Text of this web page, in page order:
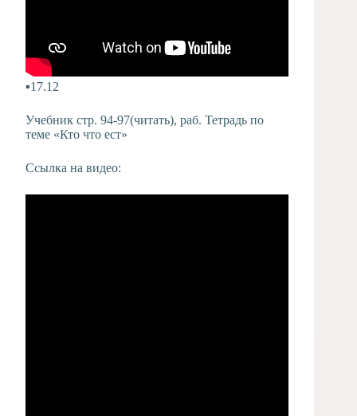
▪️17.12
Учебник стр. 94-97(читать), раб. Тетрадь по
теме «Кто что ест»
Ссылка на видео: